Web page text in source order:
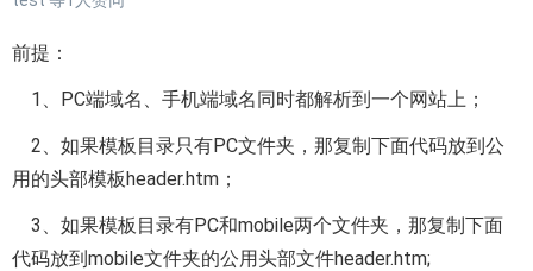
前提：
1、PC端域名、手机端域名同时都解析到一个网站上；
2、如果模板目录只有PC文件夹，那复制下面代码放到公
用的头部模板header.htm；
3、如果模板目录有PC和mobile两个文件夹，那复制下面
代码放到mobile文件夹的公用头部文件header.htm;